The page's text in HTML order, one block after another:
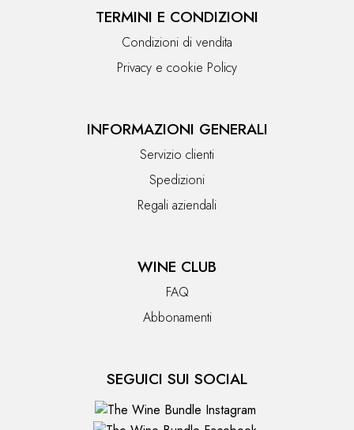
TERMINI E CONDIZIONI
Condizioni di vendita
Privacy e cookie Policy
INFORMAZIONI GENERALI
Servizio clienti
Spedizioni
Regali aziendali
WINE CLUB
FAQ
Abbonamenti
SEGUICI SUI SOCIAL